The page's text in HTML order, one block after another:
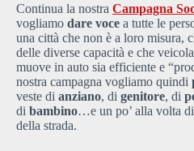
Continua la nostra Campagna
vogliamo dare voce a tutte le
una città che non è a loro misura,
delle diverse capacità e che
muove in auto sia efficiente e
nostra campagna vogliamo quindi
veste di anziano, di genitore, di
di bambino…e un po’ alla volta
della strada.